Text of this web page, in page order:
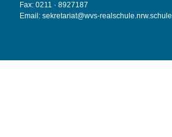
Fax: 0211 · 8927187
Email: sekretariat@wvs-realschule.nrw.schule